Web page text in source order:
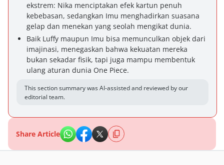
ekstrem: Nika menciptakan efek kartun penuh
kebebasan, sedangkan Imu menghadirkan suasana
gelap dan menekan yang seolah mengikat dunia.
Baik Luffy maupun Imu bisa memunculkan objek dari
imajinasi, menegaskan bahwa kekuatan mereka
bukan sekadar fisik, tapi juga mampu membentuk
ulang aturan dunia One Piece.
This section summary was AI-assisted and reviewed by our
editorial team.
Share Article